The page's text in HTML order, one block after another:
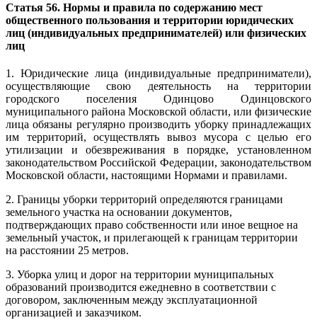
Статья 56. Нормы и правила по содержанию мест
общественного пользования и территории юридических
лиц (индивидуальных предпринимателей) или физических
лиц
1. Юридические лица (индивидуальные предприниматели),
осуществляющие свою деятельность на территории
городского поселения Одинцово Одинцовского
муниципального района Московской области, или физические
лица обязаны регулярно производить уборку принадлежащих
им территорий, осуществлять вывоз мусора с целью его
утилизации и обезвреживания в порядке, установленном
законодательством Российской Федерации, законодательством
Московской области, настоящими Нормами и правилами.
2. Границы уборки территорий определяются границами
земельного участка на основании документов,
подтверждающих право собственности или иное вещное на
земельный участок, и прилегающей к границам территории
на расстоянии 25 метров.
3. Уборка улиц и дорог на территории муниципальных
образований производится ежедневно в соответствии с
договором, заключенным между эксплуатационной
организацией и заказчиком.